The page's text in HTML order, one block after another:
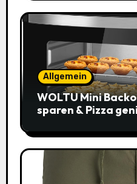
Allgemein
WOLTU Mini
sparen & Pizza